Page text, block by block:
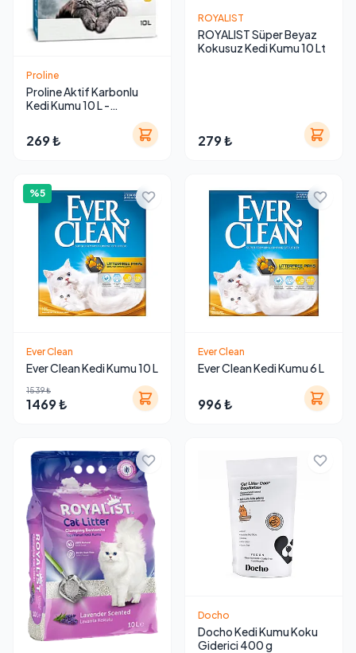
Proline
Proline Aktif Karbonlu
Kedi Kumu 10 L -
Bentonit Koku Hapsetme
Etkili
269 ₺
ROYALIST
ROYALIST Süper Beyaz
Kokusuz Kedi Kumu 10 Lt
279 ₺
%5
Ever Clean
Ever Clean Kedi Kumu 10 L
1539 ₺
1469 ₺
Ever Clean
Ever Clean Kedi Kumu 6 L
996 ₺
Docho
Docho Kedi Kumu Koku
Giderici 400 g